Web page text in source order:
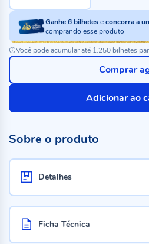
Ganhe6bilheteseconcorra a
comprando esse produto
Você pode acumular até 1.250 bilhetes
Adicionar ao
Comprar
Sobre o produto
Detalhes
Ficha Técnica